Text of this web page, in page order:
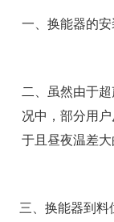
一、换能器的
二、虽然由于
况中，部分用
于且昼夜温差
三、换能器到